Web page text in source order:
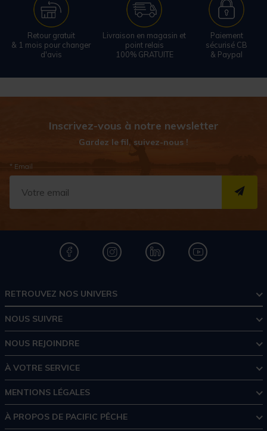
Retour gratuit
& 1 mois pour changer
d'avis
Livraison en magasin et
point relais
100% GRATUITE
Paiement
sécurisé CB
& Paypal
Inscrivez-vous à notre newsletter
Gardez le fil, suivez-nous !
* Email
RETROUVEZ NOS UNIVERS
NOUS SUIVRE
NOUS REJOINDRE
À VOTRE SERVICE
MENTIONS LÉGALES
À PROPOS DE PACIFIC PÊCHE